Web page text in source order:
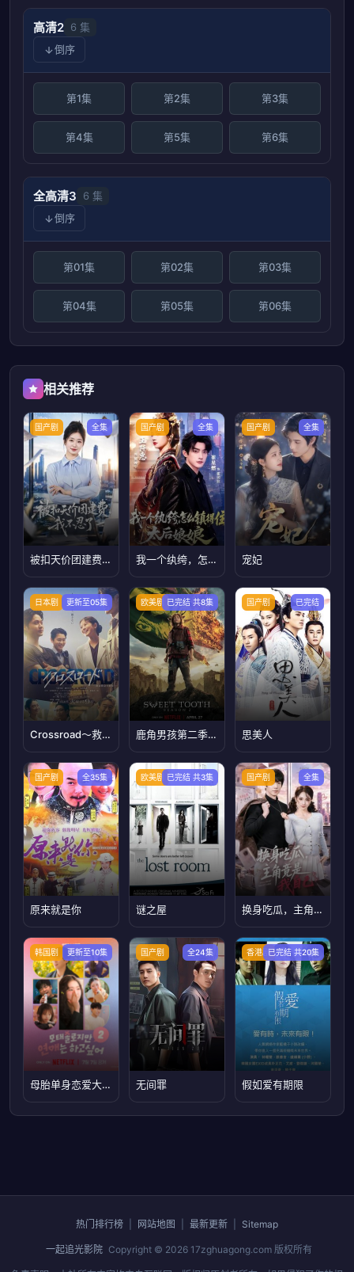
高清2 6 集
倒序
第1集 第2集 第3集
第4集 第5集 第6集
全高清3
6 集
倒序
第01集 第02集 第03集
第04集 第05集 第06集
相关推荐
国产剧 全集
被扣天价团建费，我不忍了
国产剧 全集
我一个纨绔，怎么镇得住太后娘娘
国产剧 全集
宠妃
日本剧 更新至05集
Crossroad～救命救急的约定～
欧美剧 已完结 共8集
鹿角男孩第二季2023
国产剧 已完结
思美人
国产剧 全35集
原来就是你
欧美剧 已完结 共3集
谜之屋
国产剧 全集
换身吃瓜，主角竟是我自己
韩国剧 更新至10集
母胎单身恋爱大作战2
国产剧 全24集
无间罪
香港剧已完结 共20集
假如爱有期限
热门排行榜 网站地图 最新更新 Sitemap
一起追光影院 Copyright © 2026 17zghuagong.com 版权所有